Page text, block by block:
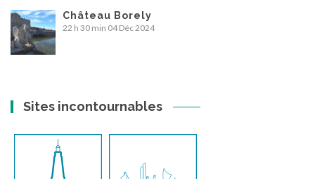
Château Borely
22 h 30 min 04 Déc 2024
Sites incontournables